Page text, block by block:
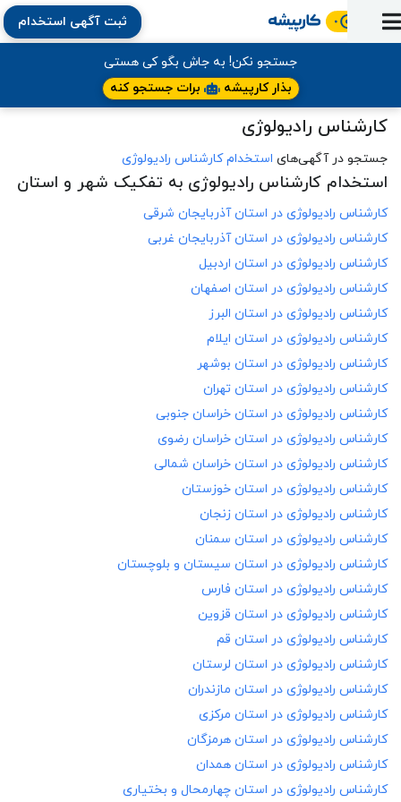
آماده
به
کار
استخدام
شده‌ها
نظر
ارتقای
شغلی
آموزشی
مقاله
کتاب
فایل‌و‌قالب
اخبار
استخدام
کارپیشه
جستجوی
کارجویان
(رزومه)
بخش
کارفرمایان
ثبت آگهی استخدام
جستجو نکن! به جاش بگو کی هستی
بذار کارپیشه
برات جستجو کنه
کارشناس رادیولوژی
جستجو در آگهی‌های استخدام کارشناس رادیولوژی
استخدام کارشناس رادیولوژی به تفکیک شهر و استان
کارشناس رادیولوژی در استان آذربایجان شرقی
کارشناس رادیولوژی در استان آذربایجان غربی
کارشناس رادیولوژی در استان اردبیل
کارشناس رادیولوژی در استان اصفهان
کارشناس رادیولوژی در استان البرز
کارشناس رادیولوژی در استان ایلام
کارشناس رادیولوژی در استان بوشهر
کارشناس رادیولوژی در استان تهران
کارشناس رادیولوژی در استان خراسان جنوبی
کارشناس رادیولوژی در استان خراسان رضوی
کارشناس رادیولوژی در استان خراسان شمالی
کارشناس رادیولوژی در استان خوزستان
کارشناس رادیولوژی در استان زنجان
کارشناس رادیولوژی در استان سمنان
کارشناس رادیولوژی در استان سیستان و بلوچستان
کارشناس رادیولوژی در استان فارس
کارشناس رادیولوژی در استان قزوین
کارشناس رادیولوژی در استان قم
کارشناس رادیولوژی در استان لرستان
کارشناس رادیولوژی در استان مازندران
کارشناس رادیولوژی در استان مرکزی
کارشناس رادیولوژی در استان هرمزگان
کارشناس رادیولوژی در استان همدان
کارشناس رادیولوژی در استان چهارمحال و بختیاری